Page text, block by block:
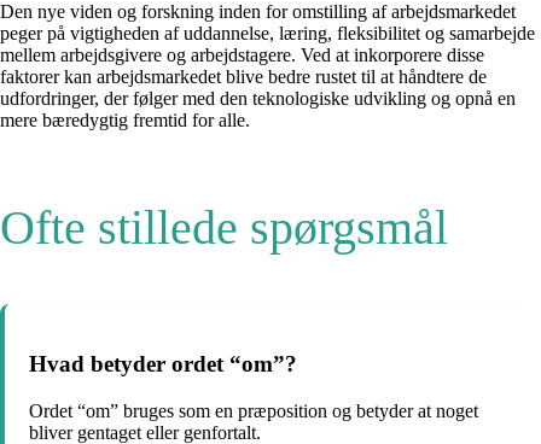
Den nye viden og forskning inden for omstilling af arbejdsmarkedet
peger på vigtigheden af uddannelse, læring, fleksibilitet og samarbejde
mellem arbejdsgivere og arbejdstagere. Ved at inkorporere disse
faktorer kan arbejdsmarkedet blive bedre rustet til at håndtere de
udfordringer, der følger med den teknologiske udvikling og opnå en
mere bæredygtig fremtid for alle.
Ofte stillede spørgsmål
Hvad betyder ordet “om”?
Ordet “om” bruges som en præposition og betyder at noget
bliver gentaget eller genfortalt.